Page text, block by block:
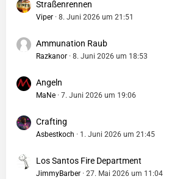
Straßenrennen
Viper 8. Juni 2026 um 21:51
Ammunation Raub
Razkanor 8. Juni 2026 um 18:53
Angeln
MaNe 7. Juni 2026 um 19:06
Crafting
Asbestkoch 1. Juni 2026 um 21:45
Los Santos Fire Department
JimmyBarber 27. Mai 2026 um 11:04